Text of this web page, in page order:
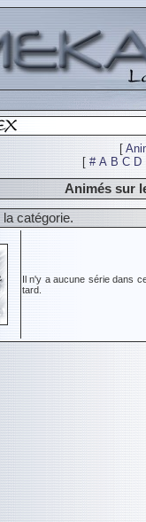
[
[ # A B C D
Animés sur
catégorie.
Il n'y a aucune série dans
tard.